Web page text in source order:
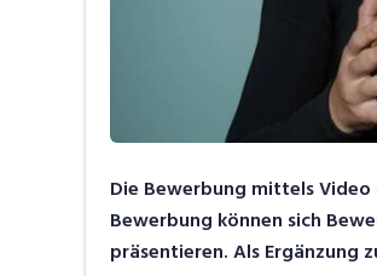
Die Bewerbung mittels
Bewerbung können sich
präsentieren. Als Ergänzung